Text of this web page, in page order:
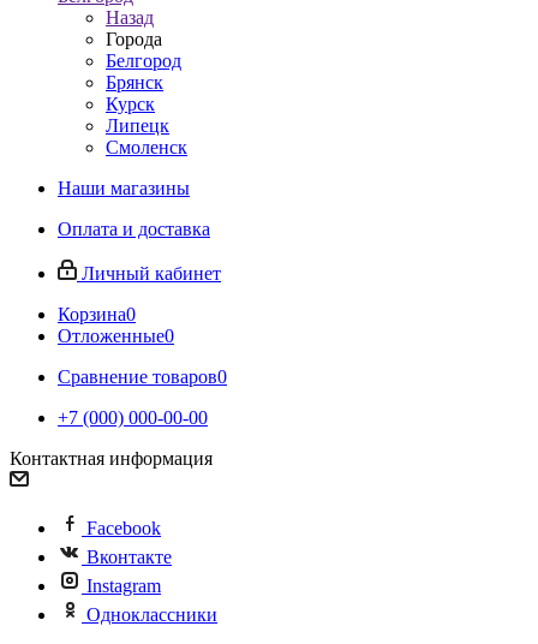
Назад
Города
Белгород
Брянск
Курск
Липецк
Смоленск
Наши магазины
Оплата и доставка
Личный кабинет
Корзина0
Отложенные0
Сравнение товаров0
+7 (000) 000-00-00
Контактная информация
Facebook
Вконтакте
Instagram
Одноклассники